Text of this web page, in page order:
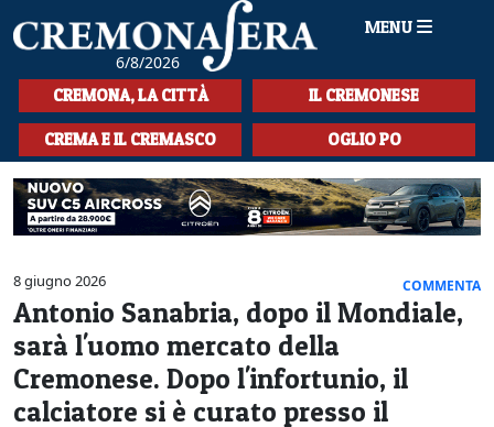
6/8/2026
MENU
HOME
CRONACA
SPORT
LA MUSICA
CULTURA
LA STORIA
SPETTACOLI
L'EDITORIALE
CREMONA, LA CITTÀ IL CREMONESE
CREMA E IL CREMASCO OGLIO PO
8 giugno 2026 COMMENTA
Antonio Sanabria, dopo il Mondiale,
sarà l'uomo mercato della
Cremonese. Dopo l'infortunio, il
calciatore si è curato presso il